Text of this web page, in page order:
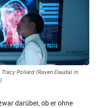
Pollard (Raven Dauda) in
darüber, ob er ohne